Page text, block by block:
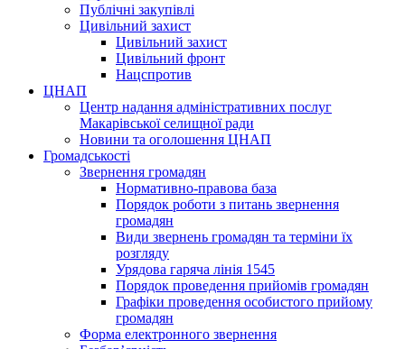
Публічні закупівлі
Цивільний захист
Цивільний захист
Цивільний фронт
Нацспротив
ЦНАП
Центр надання адміністративних послуг
Макарівської селищної ради
Новини та оголошення ЦНАП
Громадськості
Звернення громадян
Нормативно-правова база
Порядок роботи з питань звернення
громадян
Види звернень громадян та терміни їх
розгляду
Урядова гаряча лінія 1545
Порядок проведення прийомів громадян
Графіки проведення особистого прийому
громадян
Форма електронного звернення